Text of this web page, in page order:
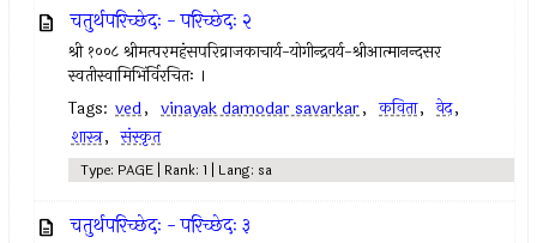
चतुर्थपरिच्छेदः - परिच्छेदः २
श्री १००८ श्रीमत्परमहंसपरिव्राजकाचार्य-योगीन्द्रवर्य-श्रीआत्मानन्दसर
स्वतीस्वामिभिंर्विरचितः ।
Tags: ved, vinayak damodar savarkar, कविता, वेद,
शास्त्र, संस्कृत
Type: PAGE | Rank: 1 | Lang: sa
चतुर्थपरिच्छेदः - परिच्छेदः ३